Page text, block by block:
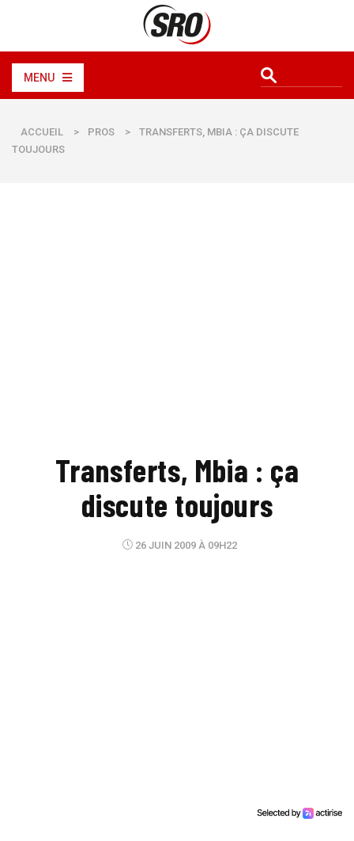
MENU
ACCUEIL > PROS >
TRANSFERTS, MBIA : ÇA DISCUTE
TOUJOURS
Transferts, Mbia : ça
discute toujours
26 JUIN 2009 À 09H22